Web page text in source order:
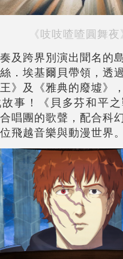
《吱吱喳喳圓舞夜
及跨界別演出聞名的
．埃基爾貝帶領，透
王》及《雅典的廢墟》
事！《貝多芬和平
唱團的歌聲，配合科
飛越音樂與動漫世界。